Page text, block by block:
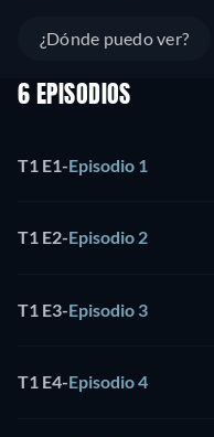
¿Dónde puedo ver?
6 EPISODIOS
T1 E1-Episodio 1
T1 E2-Episodio 2
T1 E3-Episodio 3
T1 E4-Episodio 4